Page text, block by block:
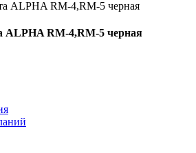
ALPHA RM-4,RM-5 черная